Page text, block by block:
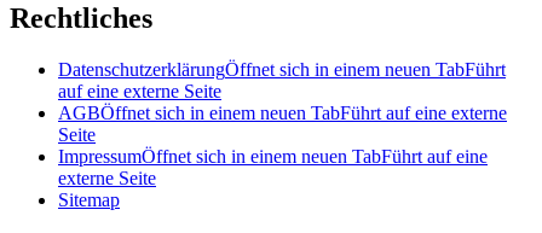
Rechtliches
DatenschutzerklärungÖffnet sich in einem neuen TabFührt
auf eine externe Seite
AGBÖffnet sich in einem neuen TabFührt auf eine externe
Seite
ImpressumÖffnet sich in einem neuen TabFührt auf eine
externe Seite
Sitemap